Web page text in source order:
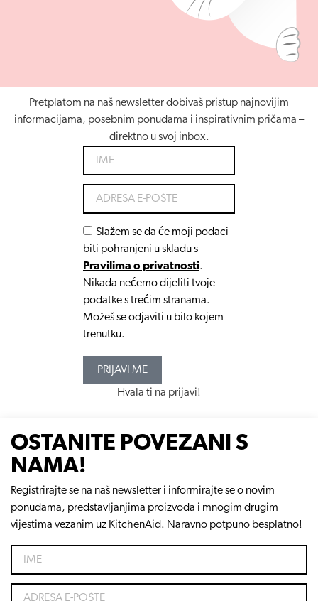
Pretplatom na naš newsletter dobivaš pristup najnovijim
informacijama, posebnim ponudama i inspirativnim pričama –
direktno u svoj inbox.
Slažem se da će moji podaci
biti pohranjeni u skladu s
Pravilima o privatnosti.
Nikada nećemo dijeliti tvoje
podatke s trećim stranama.
Možeš se odjaviti u bilo kojem
trenutku.
PRIJAVI ME
Hvala ti na prijavi!
OSTANITE POVEZANI S
NAMA!
Registrirajte se na naš newsletter i informirajte se o novim
ponudama, predstavljanjima proizvoda i mnogim drugim
vijestima vezanim uz KitchenAid. Naravno potpuno besplatno!